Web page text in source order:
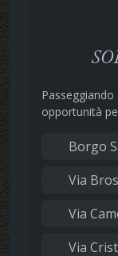
opportunità
Borgo
Via
Via
Via